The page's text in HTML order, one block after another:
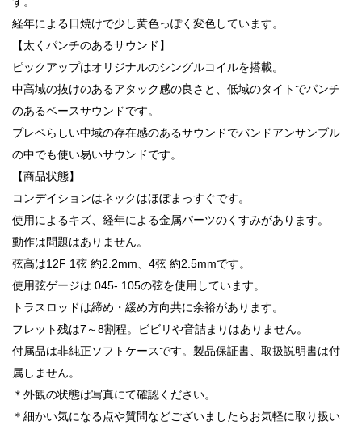
経年による日焼けで少し黄色っぽく変色しています。
【太くパンチのあるサウンド】
ピックアップはオリジナルのシングルコイルを搭載。
中高域の抜けのあるアタック感の良さと、低域のタイトでパンチ
のあるベースサウンドです。
プレベらしい中域の存在感のあるサウンドでバンドアンサンブル
の中でも使い易いサウンドです。
【商品状態】
コンデイションはネックはほぼまっすぐです。
使用によるキズ、経年による金属パーツのくすみがあります。
動作は問題はありません。
弦高は12F 1弦 約2.2mm、4弦 約2.5mmです。
使用弦ゲージは.045-.105の弦を使用しています。
トラスロッドは締め・緩め方向共に余裕があります。
フレット残は7～8割程。ビビリや音詰まりはありません。
付属品は非純正ソフトケースです。製品保証書、取扱説明書は付
属しません。
＊外観の状態は写真にて確認ください。
＊細かい気になる点や質問などございましたらお気軽に取り扱い